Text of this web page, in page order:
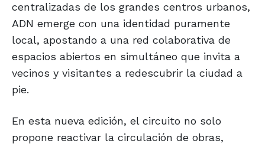
centralizadas de los grandes centros urbanos,
ADN emerge con una identidad puramente
local, apostando a una red colaborativa de
espacios abiertos en simultáneo que invita a
vecinos y visitantes a redescubrir la ciudad a
pie.
En esta nueva edición, el circuito no solo
propone reactivar la circulación de obras,